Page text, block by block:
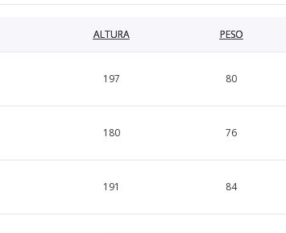
ALTURA PESO
197 80
180 76
191 84